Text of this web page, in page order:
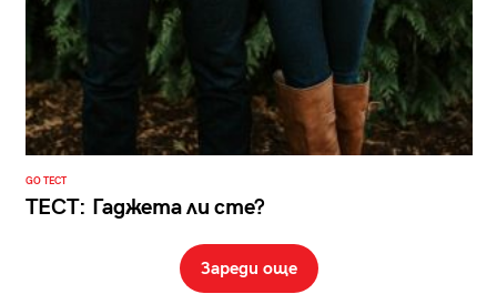
GO ТЕСТ
ТЕСТ: Гаджета ли сте?
Зареди още